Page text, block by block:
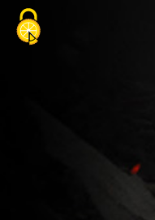
Cookie-Einstellungen